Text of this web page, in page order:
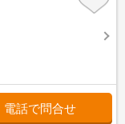
電話で問合せ